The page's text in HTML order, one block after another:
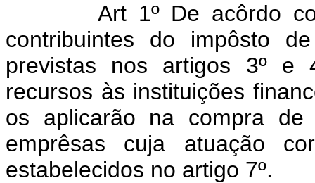
Art 1º De acôrdo com
contribuintes do impôsto
previstas nos artigos 3º e
recursos às instituições
os aplicarão na compra
emprêsas cuja atuação
estabelecidos no artigo 7º.